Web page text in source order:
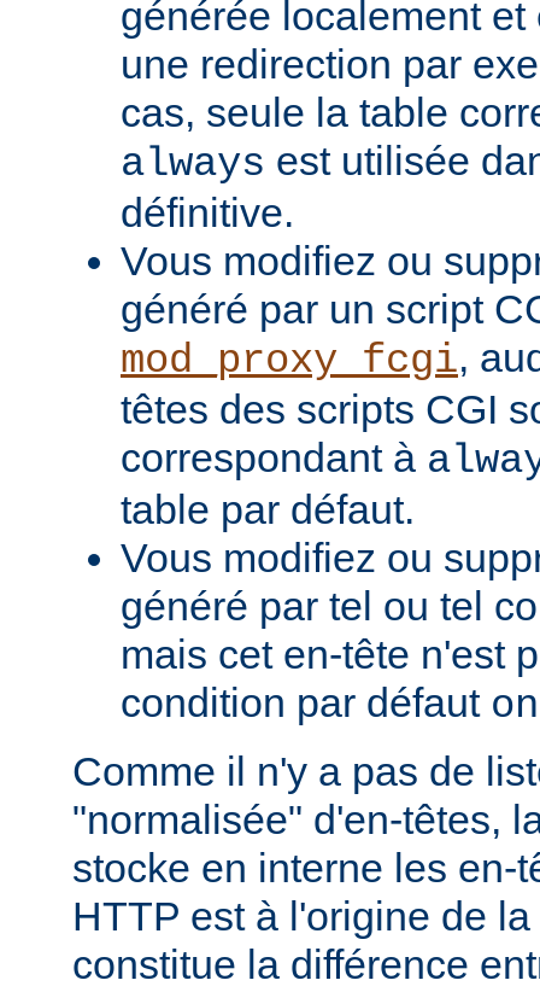
générée localement
une redirection par
cas, seule la table
always est utilisée
définitive.
Vous modifiez ou
généré par un script
mod_proxy_fcgi,
têtes des scripts CGI
correspondant à
table par défaut.
Vous modifiez ou
généré par tel ou tel
mais cet en-tête n'est
condition par défaut
Comme il n'y a pas de
"normalisée" d'en-têtes,
stocke en interne les en-
HTTP est à l'origine de
constitue la différence